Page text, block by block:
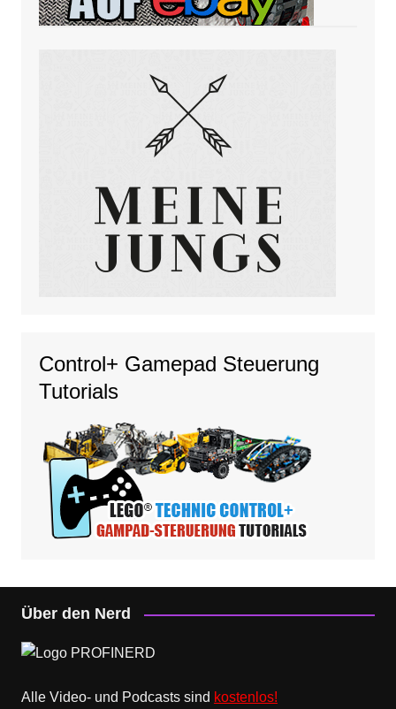
Control+ Gamepad Steuerung
Tutorials
Über den Nerd
Alle Video- und Podcasts sind kostenlos!